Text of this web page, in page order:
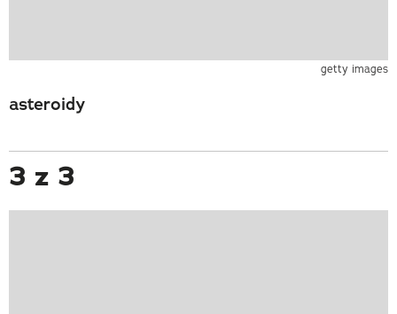
getty images
asteroidy
3 z 3